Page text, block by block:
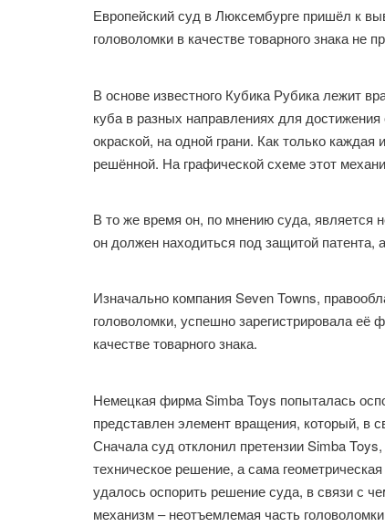
Европейский суд в Люксембурге пришёл к
головоломки в качестве товарного знака не
В основе известного Кубика Рубика лежит
куба в разных направлениях для
окраской, на одной грани. Как только каждая
решённой. На графической схеме этот
В то же время он, по мнению суда, является
он должен находиться под защитой патента,
Изначально компания Seven Towns,
головоломки, успешно зарегистрировала
качестве товарного знака.
Немецкая фирма Simba Toys попыталась
представлен элемент вращения, который, в
Сначала суд отклонил претензии Simba
техническое решение, а сама
удалось оспорить решение суда, в связи с
механизм – неотъемлемая часть